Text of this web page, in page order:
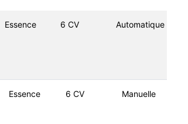
Essence 6 CV Automatique
Essence 6 CV Manuelle